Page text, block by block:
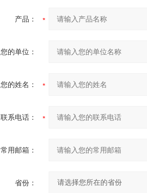
产品：
您的单位：
您的姓名：
联系电话：
常用邮箱：
省份：